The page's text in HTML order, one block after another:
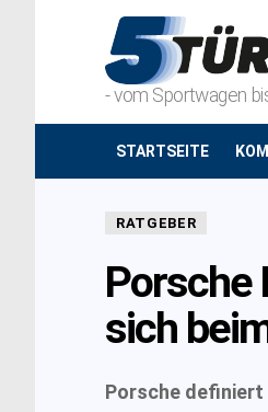
- vom Sportwagen
STARTSEITE
RATGEBER
Porsche
sich
Porsche definiert